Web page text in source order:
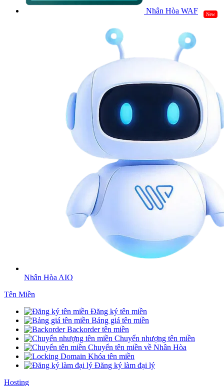
Nhân Hòa WAF New
Nhân Hòa AIO
Tên Miền
Đăng ký tên miền
Bảng giá tên miền
Backorder tên miền
Chuyển nhượng tên miền
Chuyển tên miền về Nhân Hòa
Khóa tên miền
Đăng ký làm đại lý
Hosting